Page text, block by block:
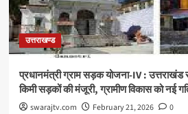
उत्तराखण्ड
प्रधानमंत्री ग्राम सड़क योजना-IV : उत्तराखंड
किमी सड़कों की मंजूरी, ग्रामीण विकास को नई
swarajtv.com February 21, 2026 0